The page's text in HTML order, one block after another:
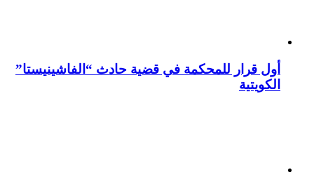
أول قرار للمحكمة في قضية حادث “الفاشينيستا”
الكويتية